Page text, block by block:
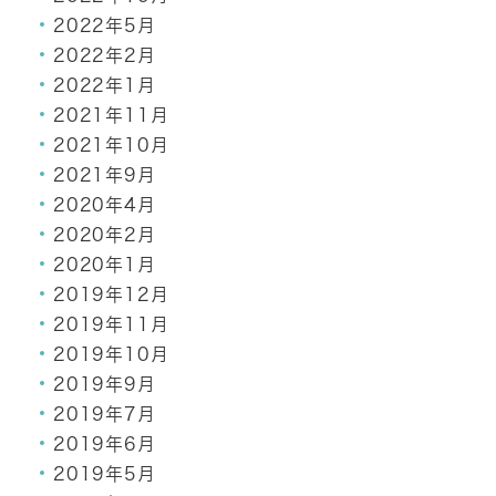
2022年5月
2022年2月
2022年1月
2021年11月
2021年10月
2021年9月
2020年4月
2020年2月
2020年1月
2019年12月
2019年11月
2019年10月
2019年9月
2019年7月
2019年6月
2019年5月